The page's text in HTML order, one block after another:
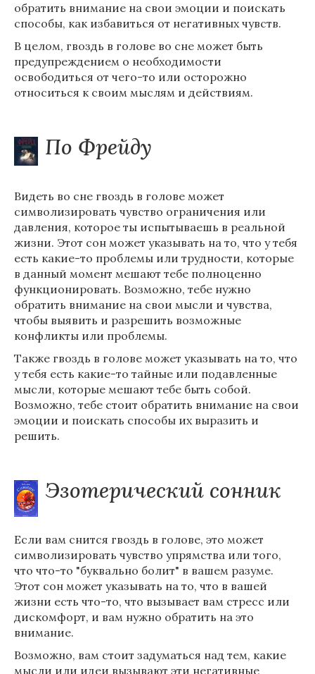
обратить внимание на свои эмоции и поискать
способы, как избавиться от негативных чувств.
В целом, гвоздь в голове во сне может быть
предупреждением о необходимости
освободиться от чего-то или осторожно
относиться к своим мыслям и действиям.
По Фрейду
Видеть во сне гвоздь в голове может
символизировать чувство ограничения или
давления, которое ты испытываешь в реальной
жизни. Этот сон может указывать на то, что у тебя
есть какие-то проблемы или трудности, которые
в данный момент мешают тебе полноценно
функционировать. Возможно, тебе нужно
обратить внимание на свои мысли и чувства,
чтобы выявить и разрешить возможные
конфликты или проблемы.
Также гвоздь в голове может указывать на то, что
у тебя есть какие-то тайные или подавленные
мысли, которые мешают тебе быть собой.
Возможно, тебе стоит обратить внимание на свои
эмоции и поискать способы их выразить и
решить.
Эзотерический сонник
Если вам снится гвоздь в голове, это может
символизировать чувство упрямства или того,
что что-то "буквально болит" в вашем разуме.
Этот сон может указывать на то, что в вашей
жизни есть что-то, что вызывает вам стресс или
дискомфорт, и вам нужно обратить на это
внимание.
Возможно, вам стоит задуматься над тем, какие
мысли или идеи вызывают эти негативные